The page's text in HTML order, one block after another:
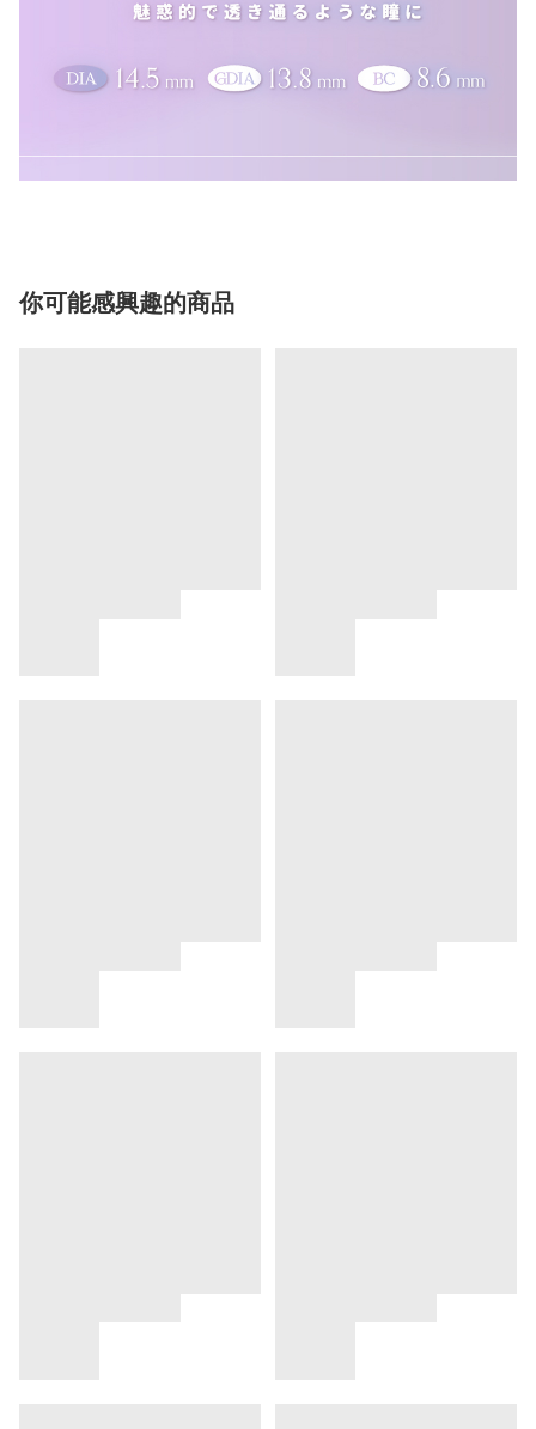
你可能感興趣的商品